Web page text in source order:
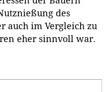
des
auch im Vergleich zu
eher sinnvoll war.